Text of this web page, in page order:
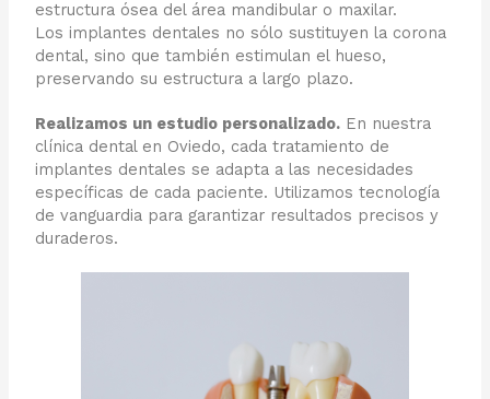
estructura ósea del área mandibular o maxilar.
Los implantes dentales no sólo sustituyen la corona
dental, sino que también estimulan el hueso,
preservando su estructura a largo plazo.
Realizamos un estudio personalizado. En nuestra
clínica dental en Oviedo, cada tratamiento de
implantes dentales se adapta a las necesidades
específicas de cada paciente. Utilizamos tecnología
de vanguardia para garantizar resultados precisos y
duraderos.